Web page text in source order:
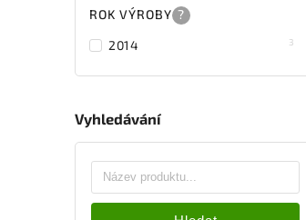
ROK VÝROBY ?
2014
3
Vyhledávání